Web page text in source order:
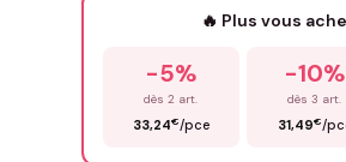
🔥 Plus vous
-5%
dès 2 art.
33,24€/pce
-10%
dès 3 art.
31,49€/